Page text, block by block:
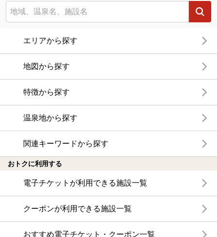
エリアから探す
地図から探す
特徴から探す
温泉地から探す
関連キーワードから探す
おトクに利用する
電子チケットが利用できる施設一覧
クーポンが利用できる施設一覧
おすすめ電子チケット・クーポン一覧